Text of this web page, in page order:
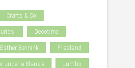
Crafts & Co
Decotime
Esther Bennink Friesland
under a Blankie Jumbo